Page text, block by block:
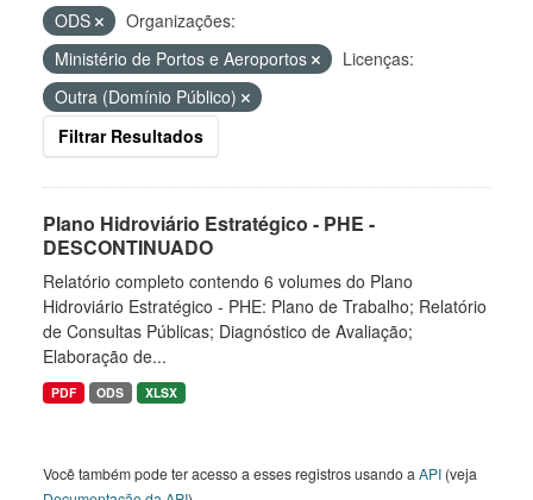
ODS
Organizações:
Ministério de Portos e Aeroportos
Licenças:
Outra (Domínio Público)
Filtrar Resultados
Plano Hidroviário Estratégico - PHE -
DESCONTINUADO
Relatório completo contendo 6 volumes do Plano
Hidroviário Estratégico - PHE: Plano de Trabalho; Relatório
de Consultas Públicas; Diagnóstico de Avaliação;
Elaboração de...
PDF ODS XLSX
Você também pode ter acesso a esses registros usando a API (veja